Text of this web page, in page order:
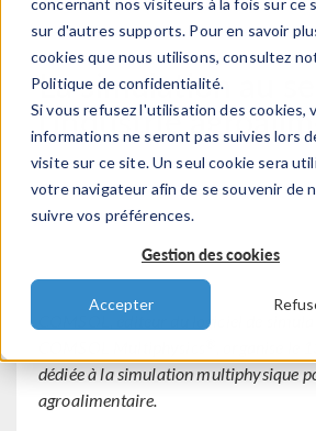
concernant nos visiteurs à la fois sur ce
sur d'autres supports. Pour en savoir
cookies que nous utilisons, consultez
Politique de confidentialité.
Si vous refusez l'utilisation des cookies,
informations ne seront pas suivies lors
visite sur ce site. Un seul cookie sera
votre navigateur afin de se souvenir de
suivre vos préférences.
Gestion des cookies
Accepter
La simulation au
l'industrie
COMSOL, éditeur du logiciel de
, organise le
dédiée à la simulation multiphysique
agroalimentaire.